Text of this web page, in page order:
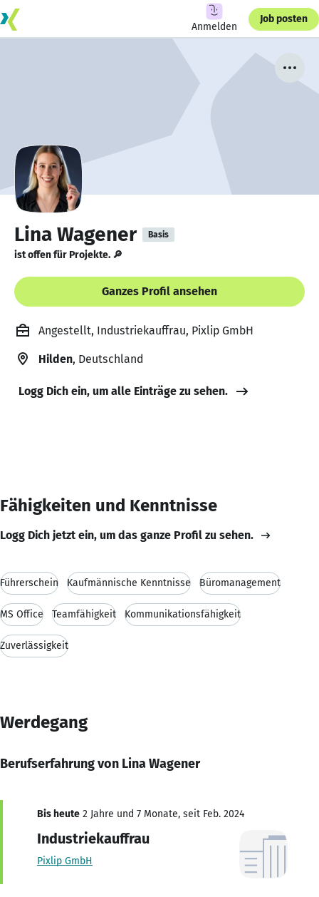
Anmelden
Job posten
Lina Wagener Basis
ist offen für Projekte. 🔎
Ganzes Profil ansehen
Angestellt, Industriekauffrau, Pixlip GmbH
Hilden, Deutschland
Logg Dich ein, um alle Einträge zu sehen.
Fähigkeiten und Kenntnisse
Logg Dich jetzt ein, um das ganze Profil zu sehen.
Führerschein Kaufmännische Kenntnisse Büromanagement
MS Office Teamfähigkeit Kommunikationsfähigkeit
Zuverlässigkeit
Werdegang
Berufserfahrung von Lina Wagener
Bis heute 2 Jahre und 7 Monate, seit Feb. 2024
Industriekauffrau
Pixlip GmbH